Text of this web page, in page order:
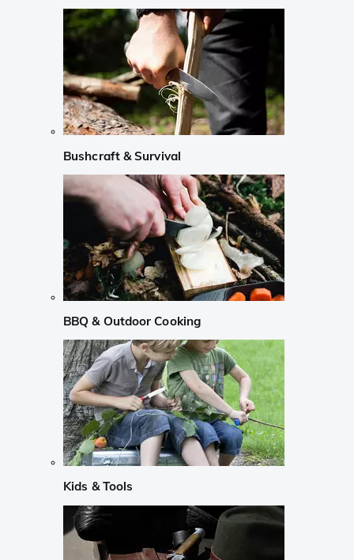
Bushcraft & Survival
BBQ & Outdoor Cooking
Kids & Tools